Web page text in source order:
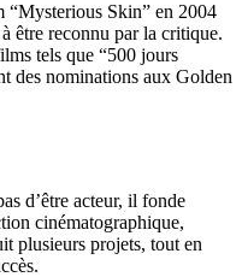
“Mysterious Skin” en 2004
être reconnu par la critique.
tels que “500 jours
des nominations aux Golden
d’être acteur, il fonde
cinématographique,
plusieurs projets, tout en